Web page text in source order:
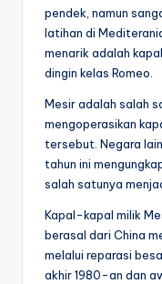
pendek, namun
latihan di
menarik adalah
dingin kelas Romeo.
Mesir adalah salah
mengoperasikan
tersebut. Negara
tahun ini
salah satunya
Kapal-kapal milik
berasal dari China
melalui reparasi
akhir 1980-an dan